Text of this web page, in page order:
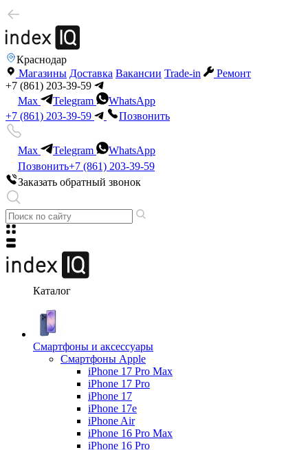
Краснодар
Магазины Доставка Вакансии Trade-in
Ремонт
+7 (861) 203-39-59
Max
Telegram
WhatsApp
+7 (861) 203-39-59
Позвонить
Max Telegram
WhatsApp
Позвонить+7 (861) 203-39-59
Заказать обратный звонок
Каталог
Смартфоны и аксессуары
Смартфоны Apple
iPhone 17 Pro Max
iPhone 17 Pro
iPhone 17
iPhone 17e
iPhone Air
iPhone 16 Pro Max
iPhone 16 Pro